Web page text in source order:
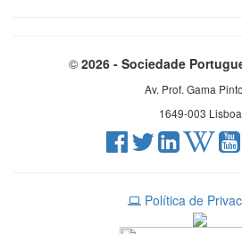
© 2026 - Sociedade
Av. Prof. Gama
1649-003 Lisboa
Política de